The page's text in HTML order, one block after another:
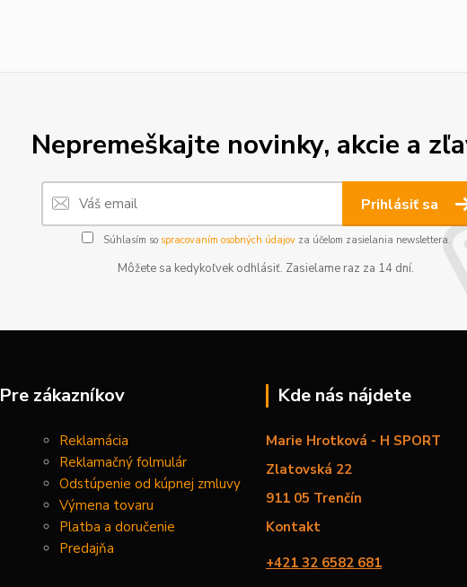
Nepremeškajte novinky, akcie a
Prihlásiť sa
Súhlasím so spracovaním osobných údajovza účelom zasielania newslettera.
Môžete sa kedykoľvek odhlásiť. Zasielame raz za 14 dní.
Pre zákazníkov
Reklamácia
Reklamačný folmulár
Odstúpenie od kúpnej zmluvy
Výmena tovaru
Platba a doručenie
Predajňa
Kde nás nájdete
Marie Hrotková - H SPORT
Zlatovská 22
911 05 Trenčín
Kontakt
+421 32 6582 681